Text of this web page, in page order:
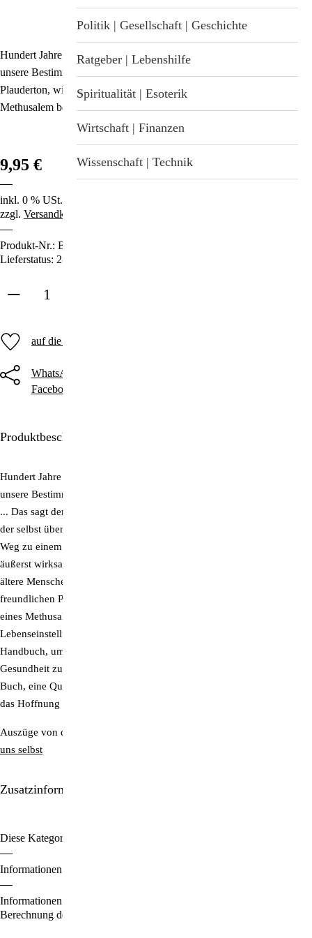
Hundert Jahre lang leben, ohne senil oder krank zu sein – das ist
unsere Bestimmung. Shioya erzählt in einfachem, freundlichen
Plauderton, wie er sich seine Gesundheit bis ins Alter eines
Methusalem bewahrt hat.
9,95 €
inkl. 0 % USt.
zzgl. Versandkosten
Produkt-Nr.: B-2897
Lieferstatus: 2-3 Tage
auf die Merkliste
WhatsApp
Facebook
Produktbeschreibung
Hundert Jahre lang leben, ohne senil oder krank zu sein – das ist
unsere Bestimmung ...
... Das sagt der japanische Arzt und Weisheitslehrer Dr. Nobuo Shioya,
der selbst über 100 Jahre alt ist. Von Geburt an kränklich, fand er einen
Weg zu einem langen, gesunden und selbstbestimmten Leben. Seine
äußerst wirksame Methode ist so leicht anzuwenden, dass sie auch
ältere Menschen praktizieren können. Der Arzt erzählt in einfachem,
freundlichen Plauderton, wie er sich seine Gesundheit bis ins Alter
eines Methusalem bewahrt hat: durch richtiges Atmen und eine positive
Lebenseinstellung. Dieses Buch ist einerseits ein praktisches
Handbuch, um ein langes Leben in geistiger und körperlicher
Gesundheit zu erreichen, doch andererseits ein zutiefst spirituelles
Buch, eine Quelle der Weisheit. Ein ideales Geschenk für jung und alt,
das Hoffnung schenkt und Freude beim Lesen macht!
Auszüge von diesem Buch finden Sie im Artikel
uns selbst
Zusatzinformationen/Details
Diese Kategorien durchstöbern:
Informationen zu den Zahlungsoptionen finden Sie
Informationen für den Standardversand, zur Lieferung und zur
Berechnung der Lieferfrist finden Sie
Stichwortverzeichnis
Aktuell
Abonnement
Geschenkideen
Immunsystemstärkung
St. Helia-Produkte
Spezial-Angebote
Fundgrube
Politik | Gesellschaft | Geschichte
Ratgeber | Lebenshilfe
Spiritualität | Esoterik
Wirtschaft | Finanzen
Wissenschaft | Technik